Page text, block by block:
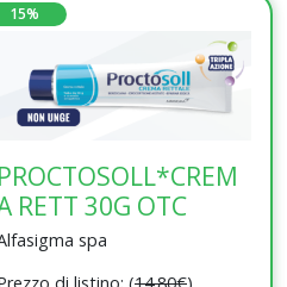
BOIRON
15%
PROCTOSOLL*CREM
RETT 30G OTC
spa